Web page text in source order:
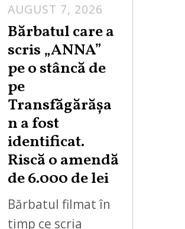
AUGUST 7, 2026
Bărbatul care a
scris „ANNA”
pe o stâncă de
pe
Transfăgărășa
n a fost
identificat.
Riscă o amendă
de 6.000 de lei
Bărbatul filmat în
timp ce scria